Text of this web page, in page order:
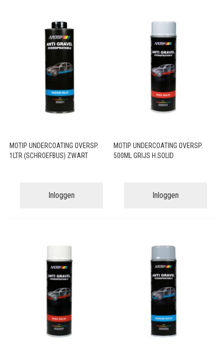
MOTIP UNDERCOATING OVERSP.
1LTR (SCHROEFBUS) ZWART
Inloggen
MOTIP UNDERCOATING OVERSP.
500ML GRIJS H.SOLID
Inloggen